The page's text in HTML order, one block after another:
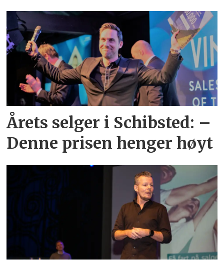
Årets selger i Schibsted: –
Denne prisen henger høyt